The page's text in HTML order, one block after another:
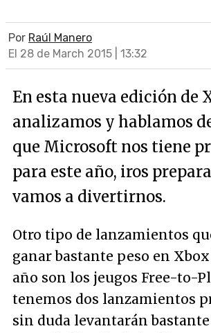
Por Raúl Manero
El 28 de March 2015 | 13:32
En esta nueva edición de
analizamos y hablamos
que Microsoft nos tiene
para este año, iros
vamos a divertirnos.
Otro tipo de lanzamientos
ganar bastante peso en Xbox
año son los jeugos Free-to-
tenemos dos lanzamientos
sin duda levantarán